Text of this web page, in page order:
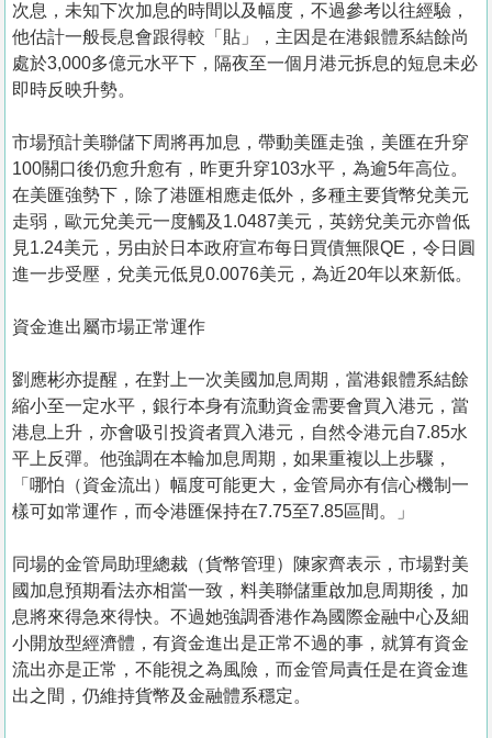
次息，未知下次加息的時間以及幅度，不過參考以往經驗，
他估計一般長息會跟得較「貼」，主因是在港銀體系結餘尚
處於3,000多億元水平下，隔夜至一個月港元拆息的短息未必
即時反映升勢。
市場預計美聯儲下周將再加息，帶動美匯走強，美匯在升穿
100關口後仍愈升愈有，昨更升穿103水平，為逾5年高位。
在美匯強勢下，除了港匯相應走低外，多種主要貨幣兌美元
走弱，歐元兌美元一度觸及1.0487美元，英鎊兌美元亦曾低
見1.24美元，另由於日本政府宣布每日買債無限QE，令日圓
進一步受壓，兌美元低見0.0076美元，為近20年以來新低。
資金進出屬市場正常運作
劉應彬亦提醒，在對上一次美國加息周期，當港銀體系結餘
縮小至一定水平，銀行本身有流動資金需要會買入港元，當
港息上升，亦會吸引投資者買入港元，自然令港元自7.85水
平上反彈。他強調在本輪加息周期，如果重複以上步驟，
「哪怕（資金流出）幅度可能更大，金管局亦有信心機制一
樣可如常運作，而令港匯保持在7.75至7.85區間。」
同場的金管局助理總裁（貨幣管理）陳家齊表示，市場對美
國加息預期看法亦相當一致，料美聯儲重啟加息周期後，加
息將來得急來得快。不過她強調香港作為國際金融中心及細
小開放型經濟體，有資金進出是正常不過的事，就算有資金
流出亦是正常，不能視之為風險，而金管局責任是在資金進
出之間，仍維持貨幣及金融體系穩定。